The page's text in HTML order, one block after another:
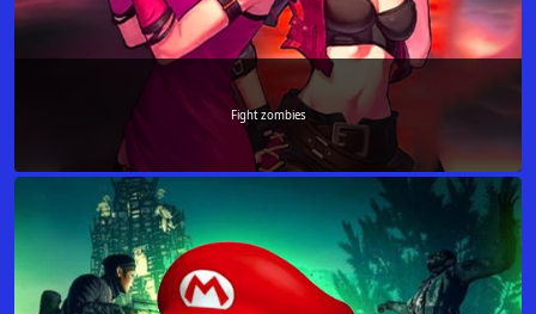
Fight zombies